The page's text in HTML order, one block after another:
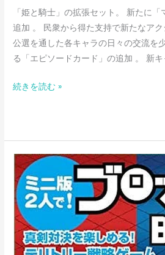
「姫と騎士」の拡張セット。 新たに
追加 。 民衆から得た支持で新たなア
公選を通した各キャラの日々の交流を
る「エピソードカード」の追加 。 新キ
続きを読む »
ブ
ロ
ッ
ク
ス
ミ